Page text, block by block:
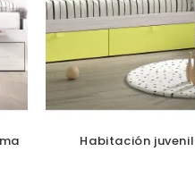
Habitación